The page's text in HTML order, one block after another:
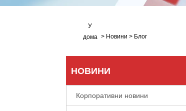
У
дома > Новини > Блог
НОВИНИ
Корпоративни новини